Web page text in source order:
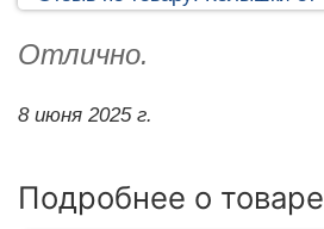
Отлично.
8 июня 2025 г.
Подробнее о товаре